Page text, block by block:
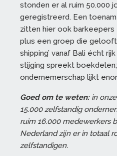
stonden er al ruim 50.000
geregistreerd. Een
zitten hier ook barkeepers
plus een groep die gelooft
shipping’ vanaf Bali écht
stijging spreekt
ondernemerschap lijkt
Goed om te weten:in
15.000 zelfstandig
ruim 16.000 medewerkers
Nederland zijn er in totaal
zelfstandigen.